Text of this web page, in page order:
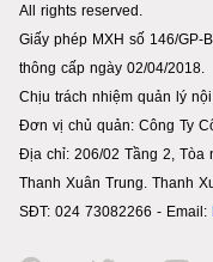
All rights reserved.
Giấy phép MXH số 146/GP-
thông cấp ngày 02/04/2018.
Chịu trách nhiệm quản lý
Đơn vị chủ quản: Công Ty
Địa chỉ: 206/02 Tầng 2, Tòa
Thanh Xuân Trung. Thanh
SĐT: 024 73082266 - Email: